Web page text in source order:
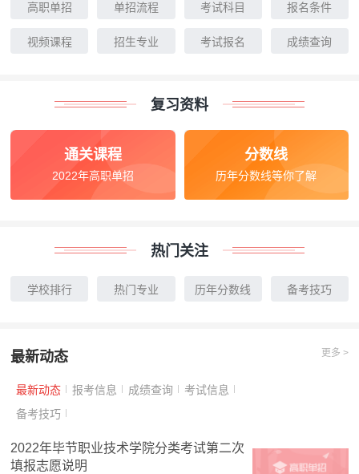
高职单招 单招流程 考试科目 报名条件
视频课程 招生专业 考试报名 成绩查询
复习资料
通关课程
2022年高职单招
分数线
历年分数线等你了解
热门关注
学校排行 热门专业 历年分数线 备考技巧
最新动态 更多 >
最新动态 报考信息 成绩查询
考试信息
备考技巧
2022年毕节职业技术学院分类考试第二次
填报志愿说明